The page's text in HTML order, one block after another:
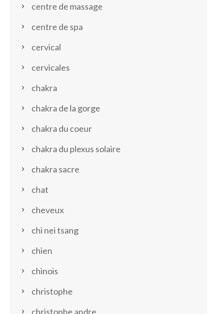
centre de massage
centre de spa
cervical
cervicales
chakra
chakra de la gorge
chakra du coeur
chakra du plexus solaire
chakra sacre
chat
cheveux
chi nei tsang
chien
chinois
christophe
christophe andre